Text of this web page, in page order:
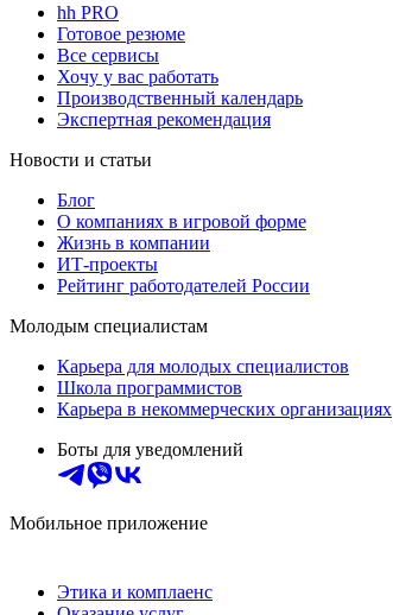
hh PRO
Готовое резюме
Все сервисы
Хочу у вас работать
Производственный календарь
Экспертная рекомендация
Новости и статьи
Блог
О компаниях в игровой форме
Жизнь в компании
ИТ-проекты
Рейтинг работодателей России
Молодым специалистам
Карьера для молодых специалистов
Школа программистов
Карьера в некоммерческих организациях
Боты для уведомлений
Мобильное приложение
Этика и комплаенс